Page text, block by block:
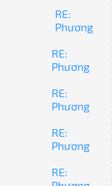
RE:
Phương
RE:
Phương
RE:
Phương
RE:
Phương
RE: